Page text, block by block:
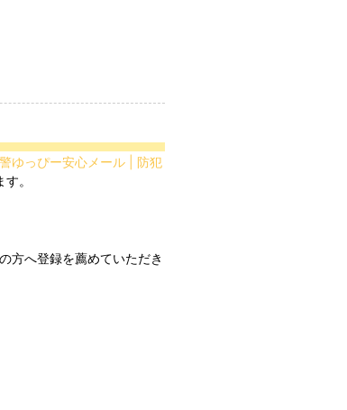
ゆっぴー安心メール | 防犯
方へ登録を薦めていただき